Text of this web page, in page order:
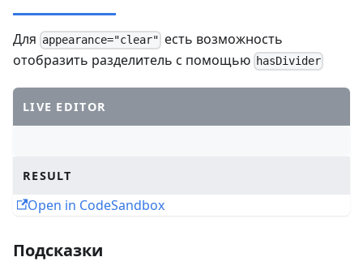
Для appearance="clear" есть возможность
отобразить разделитель с помощью hasDivider
LIVE EDITOR
RESULT
Open in CodeSandbox
Подсказки